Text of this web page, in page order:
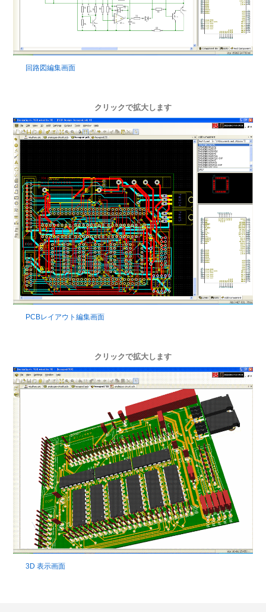
回路図編集画面
クリックで拡大します
PCBレイアウト編集画面
クリックで拡大します
3D 表示画面